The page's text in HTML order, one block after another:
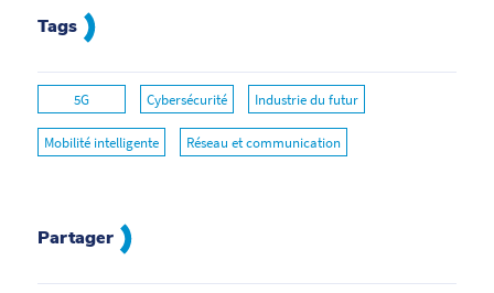
Tags
5G Cybersécurité Industrie du futur
Mobilité intelligente Réseau et communication
Partager